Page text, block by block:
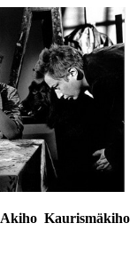
Akiho Kaurismäkiho